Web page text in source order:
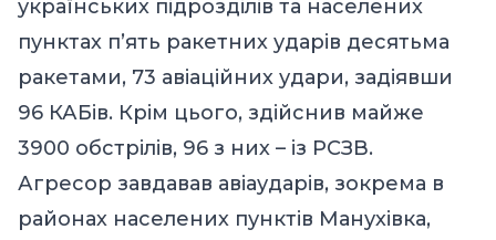
українських підрозділів та населених
пунктах п’ять ракетних ударів десятьма
ракетами, 73 авіаційних удари, задіявши
96 КАБів. Крім цього, здійснив майже
3900 обстрілів, 96 з них – із РСЗВ.
Агресор завдавав авіаударів, зокрема в
районах населених пунктів Манухівка,